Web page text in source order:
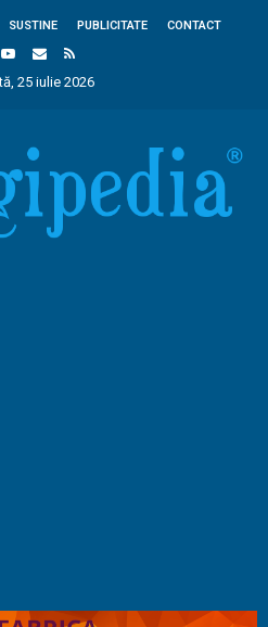
SUSTINE PUBLICITATE CONTACT
25 iulie 2026